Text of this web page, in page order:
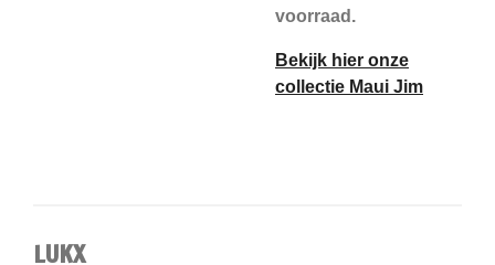
voorraad.
Bekijk hier onze
collectie Maui Jim
LUKX